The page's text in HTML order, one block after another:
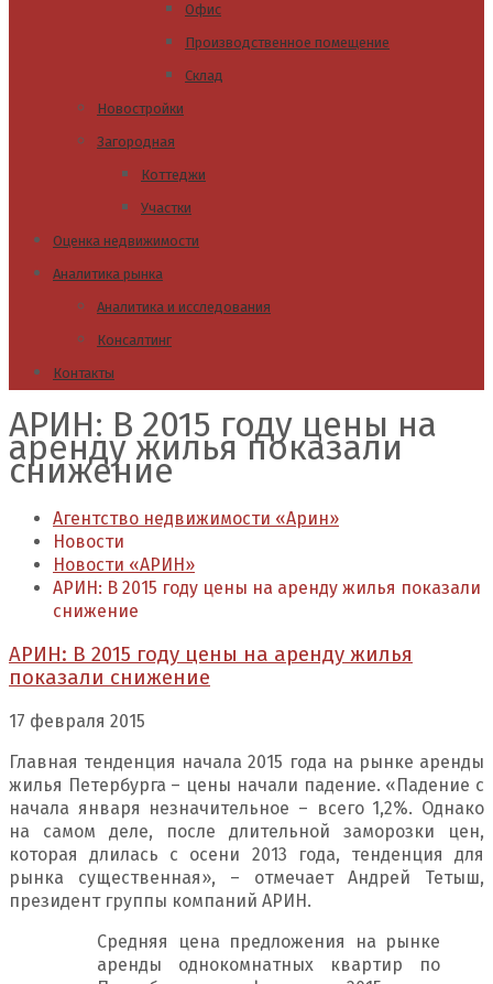
Офис
Производственное помещение
Склад
Новостройки
Загородная
Коттеджи
Участки
Оценка недвижимости
Аналитика рынка
Аналитика и исследования
Консалтинг
Контакты
АРИН: В 2015 году цены на
аренду жилья показали
снижение
Агентство недвижимости «Арин»
Новости
Новости «АРИН»
АРИН: В 2015 году цены на аренду жилья показали
снижение
АРИН: В 2015 году цены на аренду жилья
показали снижение
17 февраля 2015
Главная тенденция начала 2015 года на рынке аренды
жилья Петербурга – цены начали падение. «Падение с
начала января незначительное – всего 1,2%. Однако
на самом деле, после длительной заморозки цен,
которая длилась с осени 2013 года, тенденция для
рынка существенная», – отмечает Андрей Тетыш,
президент группы компаний АРИН.
Средняя цена предложения на рынке
аренды однокомнатных квартир по